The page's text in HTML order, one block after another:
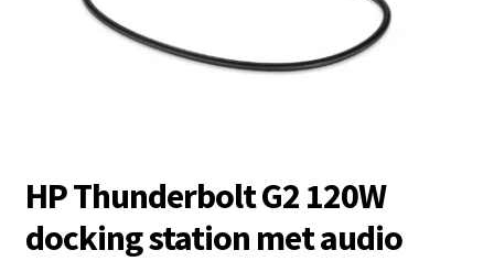
HP Thunderbolt G2 120W
docking station met audio